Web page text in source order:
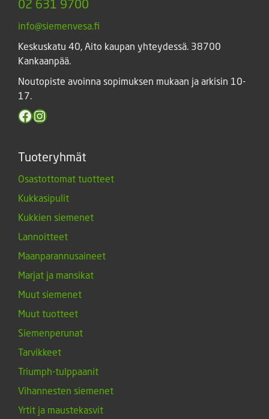
02 631 9700
info@siemenvesa.fi
Keskuskatu 40, Aito kaupan yhteydessä. 38700
Kankaanpää.
Noutopiste avoinna sopimuksen mukaan ja arkisin 10-
17.
Facebook
Instagram
Tuoteryhmät
Osastottomat tuotteet
Kukkasipulit
Kukkien siemenet
Lannoitteet
Maanparannusaineet
Marjat ja mansikat
Muut siemenet
Muut tuotteet
Siemenperunat
Tarvikkeet
Triumph-tulppaanit
Vihannesten siemenet
Yrtit ja maustekasvit